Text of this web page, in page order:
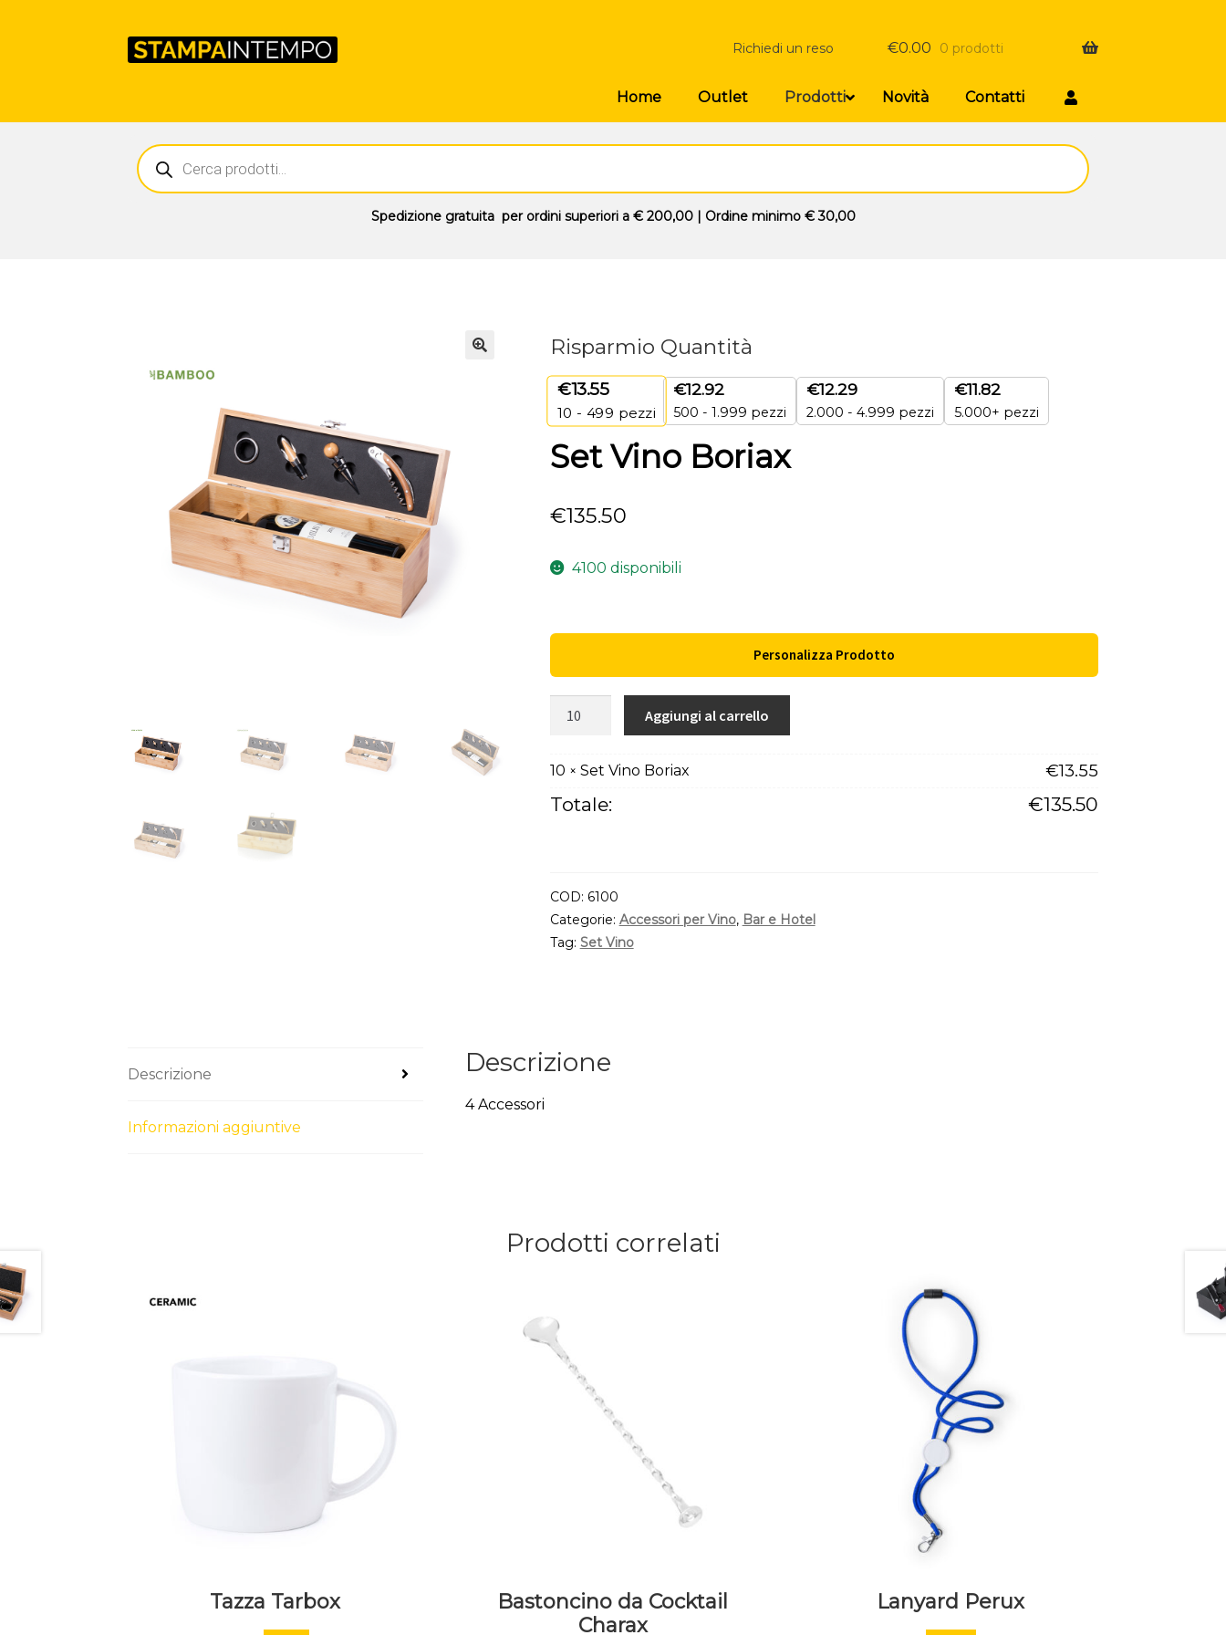
Richiedi un reso €0.00 0 prodotti
Home Outlet Prodotti Novità Contatti
Ricerca
prodotti
Spedizione gratuitaper ordini superiori a € 200,00| Ordine minimo € 30,00
Risparmio Quantità
€13.55
10 - 499 pezzi
€12.92
500 - 1.999 pezzi
€12.29
2.000 - 4.999 pezzi
€11.82
5.000+ pezzi
Set Vino Boriax
€135.50
4100 disponibili
Personalizza Prodotto
quantità
Aggiungi al carrello
10 × Set Vino Boriax €13.55
Totale: €135.50
COD: 6100
Categorie: Accessori per Vino, Bar e Hotel
Tag: Set Vino
Descrizione
Informazioni aggiuntive
Descrizione
4 Accessori
Prodotti correlati
Tazza Tarbox
Bastoncino da Cocktail
Charax
Lanyard Perux